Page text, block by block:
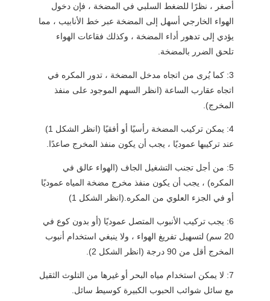
أصغر ، نظرًا للضغط السلبي في المضخة ، فإن دخول
الهواء الخارجي أسهل إلى المضخة عبر خط الأنابيب ، مما
يؤدي إلى تدهور أداء المضخة ، وكذلك فقاعات الهواء
تلحق الضرر بالمضخة.
3: كما يُرى من اتجاه مدخل المضخة ، تدور المكره في
اتجاه عقارب الساعة (انظر السهم الموجود على منفذ
المخرج).
4: يمكن تركيب المضخة رأسيًا أو أفقيًا (انظر الشكل 1)
عند تركيبها عموديًا ، يجب أن يكون منفذ المخرج صاعدًا.
5: من أجل تجنب التشغيل الجاف (الهواء عالق في
المكره) ، يجب أن يكون منفذ مخرج مضخة المياه عموديًا
أو في الجزء العلوي من المكره.(انظر الشكل 1)
6: يجب تركيب الأنبوب المتصل عموديًا (أو بدون كوع في
20 سم) لتسهيل تفريغ الهواء ، ولا ينبغي استخدام أنبوب
المخرج أقل من 90 درجة (انظر الشكل 2).
7: لا يمكن استخدام مياه البحر أو غيرها من التلوث الثقيل
مع سائل شوائب الحبوب الكبيرة كوسيط سائل.